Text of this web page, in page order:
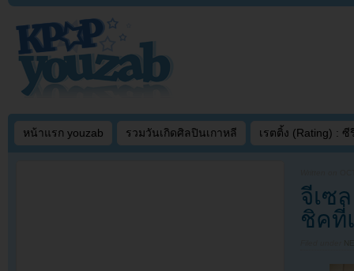
หน้าแรก youzab รวมวันเกิดศิลปินเกาหลี เรตติ้ง (Rating) : ซี
จีเซ
ชิคที่